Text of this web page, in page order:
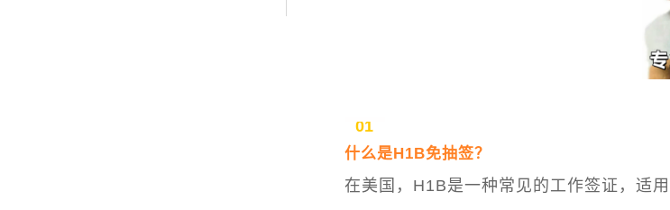
01
什么是H1B免抽签？
在美国，H1B是一种常见的工作签证，适